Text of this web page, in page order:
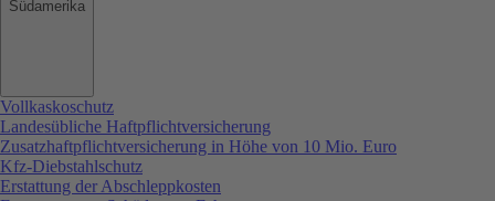
Südamerika
Vollkaskoschutz
Landesübliche Haftpflichtversicherung
Zusatzhaftpflichtversicherung in Höhe von 10 Mio. Euro
Kfz-Diebstahlschutz
Erstattung der Abschleppkosten